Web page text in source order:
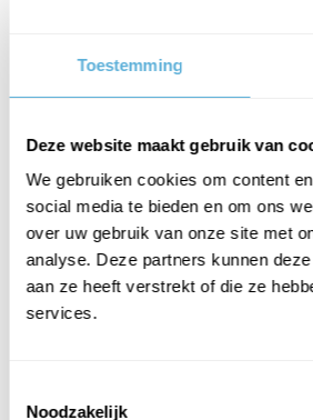
Toestemming
Deze website maakt gebruik van
We gebruiken cookies om content
social media te bieden en om ons
over uw gebruik van onze site met
analyse. Deze partners kunnen
aan ze heeft verstrekt of die ze
services.
Noodzakelijk
— Handtekening van consument(en)
op papier wordt ingediend)
— Datum(DD-MM-YYYY):
U moet dan het product met alle
redelijkerwijze mogelijk – in de originele
geretourneerd worden. Wij zullen
orderbedrag binnen 14 dagen na
terugstorten, mits het product reeds in
Wat is veiligheidsglas?